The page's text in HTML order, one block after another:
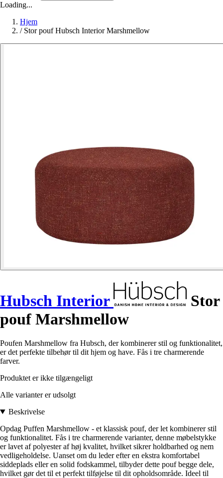
Loading...
Hjem
/ Stor pouf Hubsch Interior Marshmellow
Hubsch Interior
Stor
pouf Marshmellow
Poufen Marshmellow fra Hubsch, der kombinerer stil og funktionalitet,
er det perfekte tilbehør til dit hjem og have. Fås i tre charmerende
farver.
Produktet er ikke tilgængeligt
Alle varianter er udsolgt
Beskrivelse
Opdag Puffen Marshmellow - et klassisk pouf, der let kombinerer stil
og funktionalitet. Fås i tre charmerende varianter, denne møbelstykke
er lavet af polyester af høj kvalitet, hvilket sikrer holdbarhed og nem
vedligeholdelse. Uanset om du leder efter en ekstra komfortabel
siddeplads eller en solid fodskammel, tilbyder dette pouf begge dele,
hvilket gør det til et perfekt tilføjelse til dit opholdsområde. Ideel til